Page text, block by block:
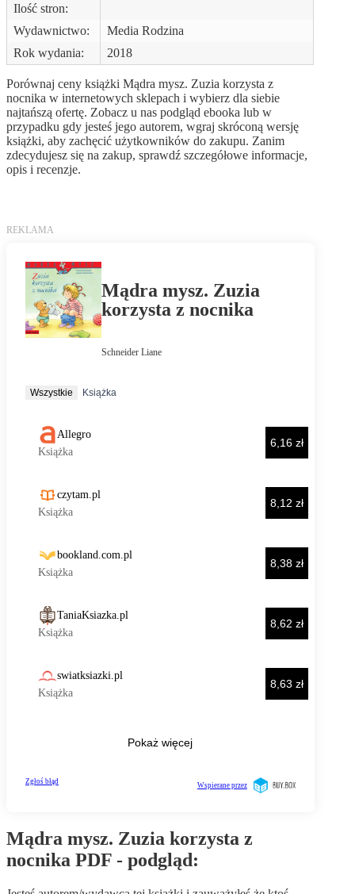
Ilość stron:
Wydawnictwo:
Media Rodzina
Rok wydania:
2018
Porównaj ceny książki Mądra mysz. Zuzia korzysta z
nocnika w internetowych sklepach i wybierz dla siebie
najtańszą ofertę. Zobacz u nas podgląd ebooka lub w
przypadku gdy jesteś jego autorem, wgraj skróconą wersję
książki, aby zachęcić użytkowników do zakupu. Zanim
zdecydujesz się na zakup, sprawdź szczegółowe informacje,
opis i recenzje.
Mądra mysz. Zuzia korzysta z
nocnika PDF - podgląd: